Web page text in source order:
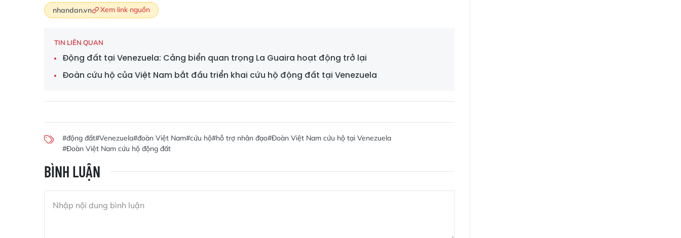
nhandan.vn Xem link nguồn
TIN LIÊN QUAN
Động đất tại Venezuela: Cảng biển quan trọng La Guaira hoạt động trở lại
Đoàn cứu hộ của Việt Nam bắt đầu triển khai cứu hộ động đất tại Venezuela
#động đất#Venezuela#đoàn Việt Nam#cứu hộ#hỗ trợ nhân đạo#Đoàn Việt Nam cứu hộ tại Venezuela
#Đoàn Việt Nam cứu hộ động đất
BÌNH LUẬN